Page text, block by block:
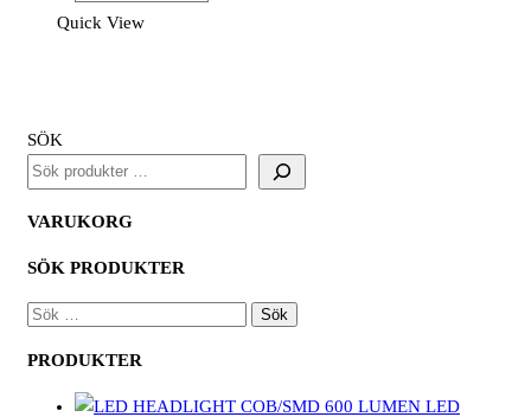
och
Quick View
SÖK
VARUKORG
SÖK PRODUKTER
SÖK
PRODUKTER
LED